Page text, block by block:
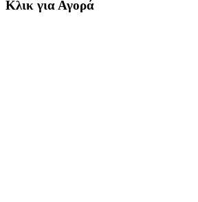
Κλικ για Αγορά